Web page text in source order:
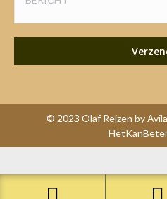
© 2023 Olaf Reizen by